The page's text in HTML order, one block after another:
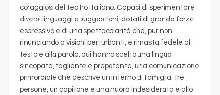
coraggiosi del teatro italiano. Capaci di sperimentare
diversi linguaggi e suggestioni, dotati di grande forza
espressiva e di una spettacolarità che, pur non
rinunciando a visioni perturbanti, è rimasta fedele al
testo e alla parola, qui hanno scelto una lingua
sincopata, tagliente e prepotente, una comunicazione
primordiale che descrive un interno di famiglia: tre
persone, un capitone e una nuora indesiderata e allo